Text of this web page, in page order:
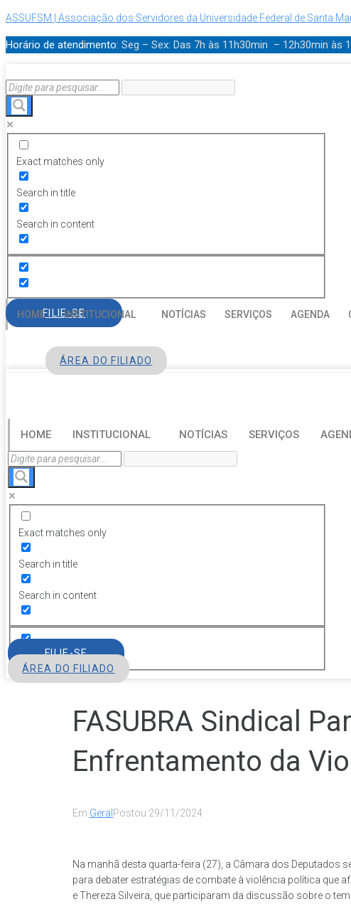
ASSUFSM | Associação dos Servidores da Universidade Federal de Santa
Horário de atendimento: Seg – Sex: Das 7h às 11h30min – 12h30min às
Exact matches only
Search in title
Search in content
HOME INSTITUCIONAL NOTÍCIAS SERVIÇOS AGENDA
FILIE-SE
ÁREA DO FILIADO
HOME INSTITUCIONAL NOTÍCIAS SERVIÇOS
Exact matches only
Search in title
Search in content
FILIE-SE
ÁREA DO FILIADO
FASUBRA Sindical
Enfrentamento da
Em Geral Postou 29/11/2024
Na manhã desta quarta-feira (27), a Câmara dos Deputados
para debater estratégias de combate à violência política que
e Thereza Silveira, que participaram da discussão sobre o